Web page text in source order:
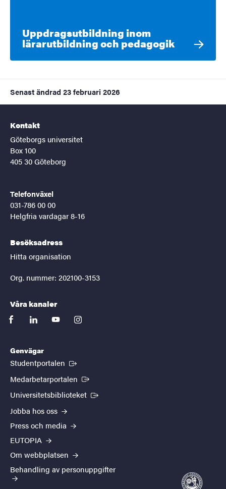
Uppdragsutbildning inom
lärarutbildning och pedagogik
Senast ändrad 23 februari 2026
Kontakt
Göteborgs universitet
Box 100
405 30 Göteborg
Telefonväxel
031-786 00 00
Helgfria vardagar 8-16
Besöksadress
Hitta organisation
Org. nummer: 202100-3153
Våra kanaler
facebooklinkedinyoutubeinstagram
Genvägar
Studentportalen (Extern länk)
Medarbetarportalen (Extern länk)
Universitetsbiblioteket (Extern länk)
Jobba hos oss
Press och media
EUTOPIA
Om webbplatsen
Behandling av personuppgifter